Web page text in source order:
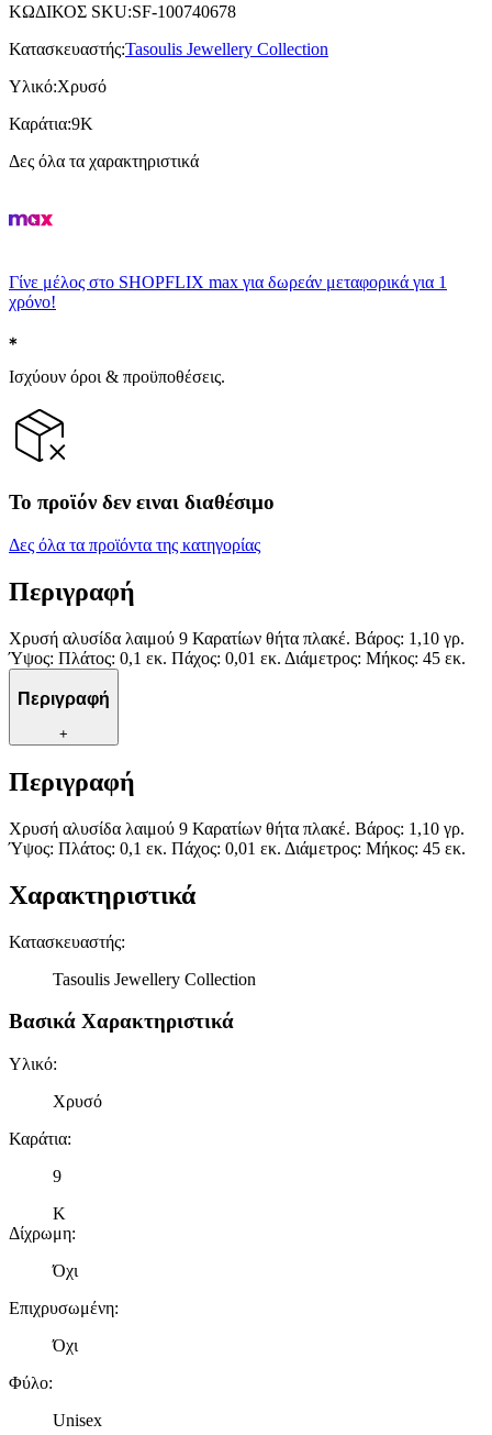
ΚΩΔΙΚΟΣ SKU:SF-100740678
Κατασκευαστής:Tasoulis Jewellery Collection
Υλικό:Χρυσό
Καράτια:9Κ
Δες όλα τα χαρακτηριστικά
Γίνε μέλος στο SHOPFLIX max για δωρεάν μεταφορικά για 1
χρόνο!
Ισχύουν όροι & προϋποθέσεις.
Το προϊόν δεν ειναι διαθέσιμο
Δες όλα τα προϊόντα της κατηγορίας
Περιγραφή
Χρυσή αλυσίδα λαιμού 9 Καρατίων θήτα πλακέ. Βάρος: 1,10 γρ.
Ύψος: Πλάτος: 0,1 εκ. Πάχος: 0,01 εκ. Διάμετρος: Μήκος: 45 εκ.
Περιγραφή
+
Περιγραφή
Χρυσή αλυσίδα λαιμού 9 Καρατίων θήτα πλακέ. Βάρος: 1,10 γρ.
Ύψος: Πλάτος: 0,1 εκ. Πάχος: 0,01 εκ. Διάμετρος: Μήκος: 45 εκ.
Χαρακτηριστικά
Κατασκευαστής:
Tasoulis Jewellery Collection
Βασικά Χαρακτηριστικά
Υλικό:
Χρυσό
Καράτια:
9
Κ
Δίχρωμη:
Όχι
Επιχρυσωμένη:
Όχι
Φύλο:
Unisex